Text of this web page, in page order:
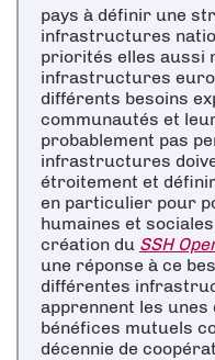
pays à définir une
infrastructures
priorités elles aussi
infrastructures
différents besoins
communautés et
probablement pas
infrastructures
étroitement et
en particulier pour
humaines et
création du SSH
une réponse à ce
différentes
apprennent les
bénéfices mutuels
décennie de